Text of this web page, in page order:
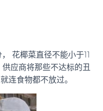
花椰菜直径不能小于11
应商将那些不达标的丑
连食物都不放过。